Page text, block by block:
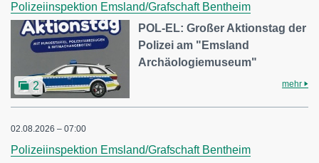
Polizeiinspektion Emsland/Grafschaft Bentheim
2
POL-EL: Großer Aktionstag der
Polizei am "Emsland
Archäologiemuseum"
mehr
02.08.2026 – 07:00
Polizeiinspektion Emsland/Grafschaft Bentheim